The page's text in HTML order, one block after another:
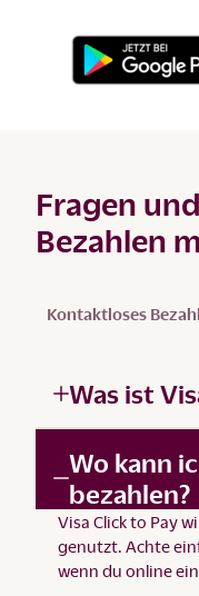
Fragen
Bezahlen
Kontaktloses
Was ist
Wo kann
bezahlen?
Visa Click to Pay
genutzt. Achte
wenn du online